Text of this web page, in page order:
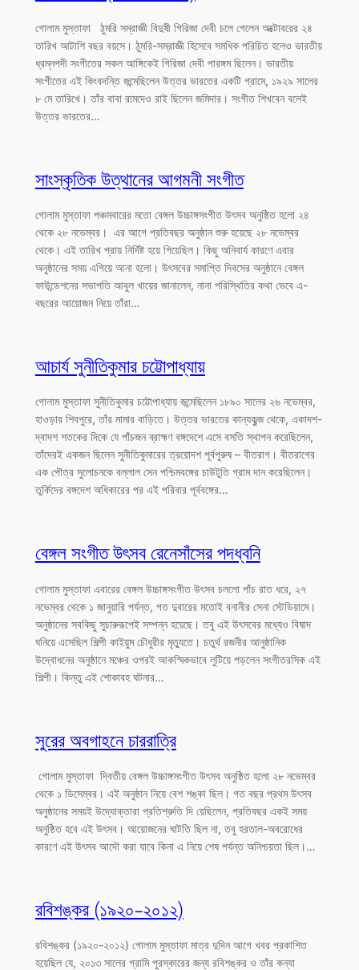
গোলাম মুস্তাফা ঠুমরি সম্রাজ্ঞী বিদুষী গিরিজা দেবী চলে গেলেন অক্টোবরের ২৪
তারিখ আটাশি বছর বয়সে। ঠুমরি-সম্রাজ্ঞী হিসেবে সমধিক পরিচিত হলেও ভারতীয়
ধ্রম্নপদী সংগীতের সকল আঙ্গিকেই গিরিজা দেবী পারঙ্গম ছিলেন। ভারতীয়
সংগীতের এই কিংবদন্তি জন্মেছিলেন উত্তর ভারতের একটি গ্রামে, ১৯২৯ সালের
৮ মে তারিখে। তাঁর বাবা রামদেও রাই ছিলেন জমিদার। সংগীত শিখবেন বলেই
উত্তর ভারতের…
সাংস্কৃতিক উত্থানের আগমনী সংগীত
গোলাম মুস্তাফা পঞ্চমবারের মতো বেঙ্গল উচ্চাঙ্গসংগীত উৎসব অনুষ্ঠিত হলো ২৪
থেকে ২৮ নভেম্বর। এর আগে প্রতিবছর অনুষ্ঠান শুরু হয়েছে ২৮ নভেম্বর
থেকে। এই তারিখ প্রায় নির্দিষ্ট হয়ে গিয়েছিল। কিছু অনিবার্য কারণে এবার
অনুষ্ঠানের সময় এগিয়ে আনা হলো। উৎসবের সমাপ্তি দিবসের অনুষ্ঠানে বেঙ্গল
ফাউন্ডেশনের সভাপতি আবুল খায়ের জানালেন, নানা পরিস্থিতির কথা ভেবে এ-
বছরের আয়োজন নিয়ে তাঁরা…
আচার্য সুনীতিকুমার চট্টোপাধ্যায়
গোলাম মুস্তাফা সুনীতিকুমার চট্টোপাধ্যায় জন্মেছিলেন ১৮৯০ সালের ২৬ নভেম্বর,
হাওড়ার শিবপুরে, তাঁর মামার বাড়িতে। উত্তর ভারতের কান্যকুব্জ থেকে, একাদশ-
দ্বাদশ শতকের দিকে যে পাঁচজন ব্রাহ্মণ বঙ্গদেশে এসে বসতি স্থাপন করেছিলেন,
তাঁদেরই একজন ছিলেন সুনীতিকুমারের ত্রয়োদশ পূর্বপুরুষ – বীতরাগ। বীতরাগের
এক পৌত্র সুলোচনকে বল্লাল সেন পশ্চিমবঙ্গের চাউটুতি গ্রাম দান করেছিলেন।
তুর্কিদের বঙ্গদেশ অধিকারের পর এই পরিবার পূর্ববঙ্গের…
বেঙ্গল সংগীত উৎসব রেনেসাঁসের পদধ্বনি
গোলাম মুস্তাফা এবারের বেঙ্গল উচ্চাঙ্গসংগীত উৎসব চললো পাঁচ রাত ধরে, ২৭
নভেম্বর থেকে ১ জানুয়ারি পর্যন্ত, গত দুবারের মতোই বনানীর সেনা স্টেডিয়ামে।
অনুষ্ঠানের সবকিছু সুচারুরূপেই সম্পন্ন হয়েছে। তবু এই উৎসবের মধ্যেও বিষাদ
ঘনিয়ে এসেছিল শিল্পী কাইয়ুম চৌধুরীর মৃত্যুতে। চতুর্থ রজনীর আনুষ্ঠানিক
উদ্বোধনের অনুষ্ঠানে মঞ্চের ওপরই আকস্মিকভাবে লুটিয়ে পড়লেন সংগীতরসিক এই
শিল্পী। কিন্তু এই শোকাবহ ঘটনার…
সুরের অবগাহনে চাররাত্রি
গোলাম মুস্তাফা দ্বিতীয় বেঙ্গল উচ্চাঙ্গসংগীত উৎসব অনুষ্ঠিত হলো ২৮ নভেম্বর
থেকে ১ ডিসেম্বর। এই অনুষ্ঠান নিয়ে বেশ শঙ্কা ছিল। গত বছর প্রথম উৎসব
অনুষ্ঠানের সময়ই উদ্যোক্তারা প্রতিশ্রুতি দি য়েছিলেন, প্রতিবছর একই সময়
অনুষ্ঠিত হবে এই উৎসব। আয়োজনের ঘাটতি ছিল না, তবু হরতাল-অবরোধের
কারণে এই উৎসব আদৌ করা যাবে কিনা এ নিয়ে শেষ পর্যন্ত অনিশ্চয়তা ছিল।…
রবিশঙ্কর (১৯২০-২০১২)
রবিশঙ্কর (১৯২০-২০১২) গোলাম মুস্তাফা মাত্র দুদিন আগে খবর প্রকাশিত
হয়েছিল যে, ২০১৩ সালের গ্রামি পুরস্কারের জন্য রবিশঙ্কর ও তাঁর কন্যা